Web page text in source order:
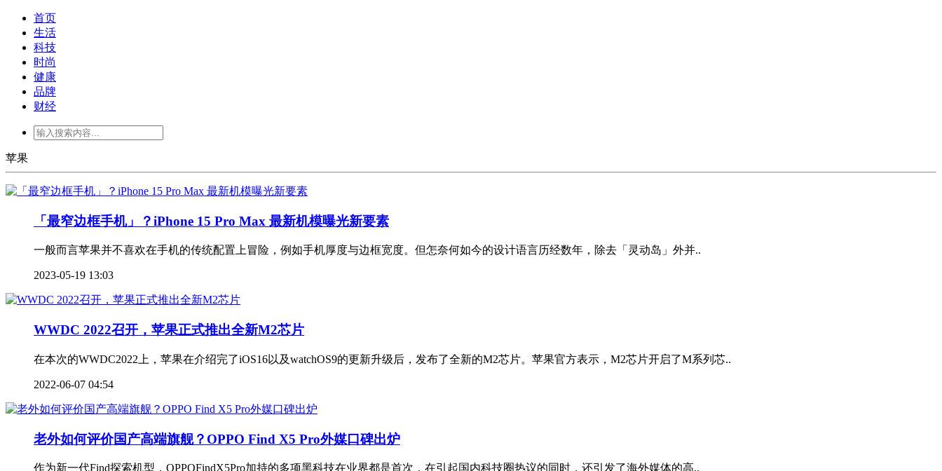
首页
生活
科技
时尚
健康
品牌
财经
苹果
「最窄边框手机」？iPhone 15 Pro Max 最新机模曝光新要素
一般而言苹果并不喜欢在手机的传统配置上冒险，例如手机厚度与边框宽度。但怎奈何如今的设计语言历经数年，除去「灵动岛」外并..
2023-05-19 13:03
WWDC 2022召开，苹果正式推出全新M2芯片
在本次的WWDC2022上，苹果在介绍完了iOS16以及watchOS9的更新升级后，发布了全新的M2芯片。苹果官方表示，M2芯片开启了M系列芯..
2022-06-07 04:54
老外如何评价国产高端旗舰？OPPO Find X5 Pro外媒口碑出炉
作为新一代Find探索机型，OPPOFindX5Pro加持的多项黑科技在业界都是首次，在引起国内科技圈热议的同时，还引发了海外媒体的高..